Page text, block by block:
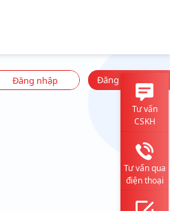
Đăng ký miễn phí
Đăng nhập
Tư vấn
CSKH
Tư vấn qua
điện thoại